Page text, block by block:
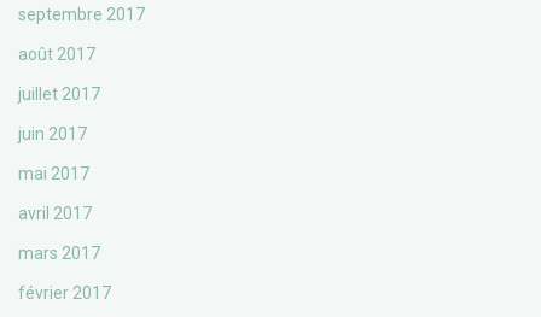
septembre 2017
août 2017
juillet 2017
juin 2017
mai 2017
avril 2017
mars 2017
février 2017